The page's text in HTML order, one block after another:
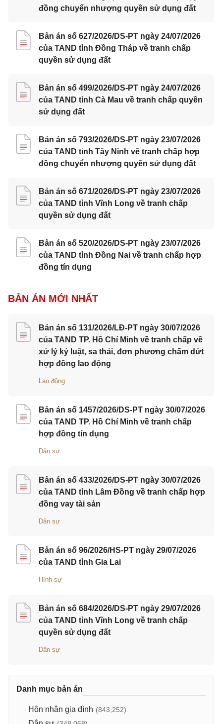
đồng chuyển nhượng quyền sử dụng đất
Bản án số 627/2026/DS-PT ngày 24/07/2026
của TAND tỉnh Đồng Tháp về tranh chấp
quyền sử dụng đất
Bản án số 499/2026/DS-PT ngày 24/07/2026
của TAND tỉnh Cà Mau về tranh chấp quyền
sử dụng đất
Bản án số 793/2026/DS-PT ngày 23/07/2026
của TAND tỉnh Tây Ninh về tranh chấp hợp
đồng chuyển nhượng quyền sử dụng đất
Bản án số 671/2026/DS-PT ngày 23/07/2026
của TAND tỉnh Vĩnh Long về tranh chấp
quyền sử dụng đất
Bản án số 520/2026/DS-PT ngày 23/07/2026
của TAND tỉnh Đồng Nai về tranh chấp hợp
đồng tín dụng
BẢN ÁN MỚI NHẤT
Bản án số 131/2026/LĐ-PT ngày 30/07/2026
của TAND TP. Hồ Chí Minh về tranh chấp về
xử lý kỷ luật, sa thải, đơn phương chấm dứt
hợp đồng lao động
Lao động
Bản án số 1457/2026/DS-PT ngày 30/07/2026
của TAND TP. Hồ Chí Minh về tranh chấp
hợp đồng tín dụng
Dân sự
Bản án số 433/2026/DS-PT ngày 30/07/2026
của TAND tỉnh Lâm Đồng về tranh chấp hợp
đồng vay tài sản
Dân sự
Bản án số 96/2026/HS-PT ngày 29/07/2026
của TAND tỉnh Gia Lai
Hình sự
Bản án số 684/2026/DS-PT ngày 29/07/2026
của TAND tỉnh Vĩnh Long về tranh chấp
quyền sử dụng đất
Dân sự
Danh mục bản án
Hôn nhân gia đình (843,252)